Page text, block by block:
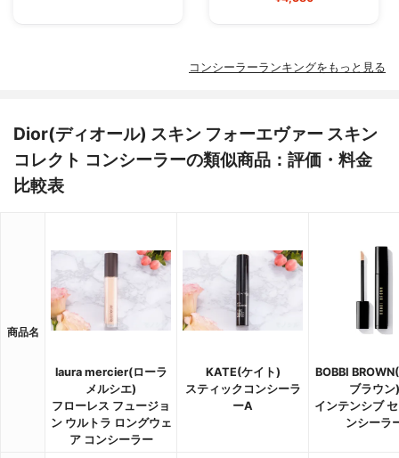
コンシーラーランキングをもっと見る
Dior(ディオール) スキン フォーエヴァー スキン
コレクト コンシーラーの類似商品：評価・料金
比較表
商品名
laura mercier(ローラ
メルシエ)
フローレス フュージョ
ン ウルトラ ロングウェ
ア コンシーラー
KATE(ケイト)
スティックコンシーラ
ーA
BOBBI
ブラウン)
インテンシブ
ンシーラ